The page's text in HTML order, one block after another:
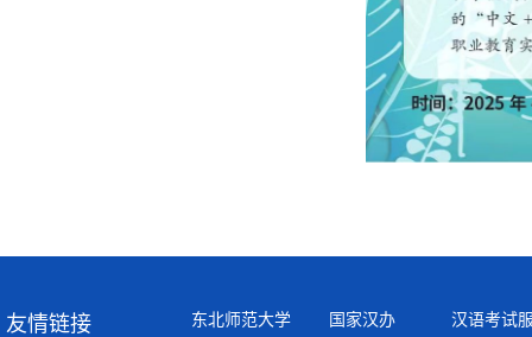
友情链接 东北师范大学 国家汉办
汉语考试